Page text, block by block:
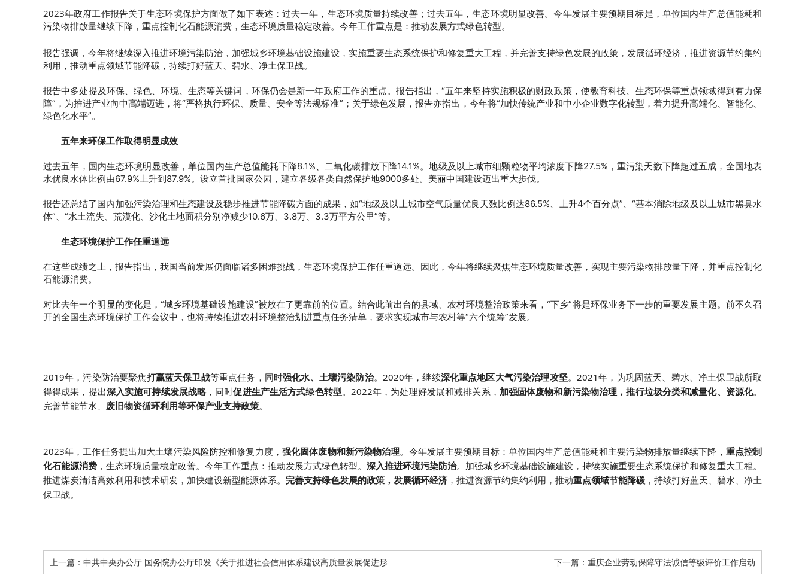
2023年政府工作报告关于生态环境保护方面做了如下表述：过去一年，生态环境质量持续改善；过去五年，生态环境明显改善。今年发展主要预期目标是，单位国内生产总值能耗和
污染物排放量继续下降，重点控制化石能源消费，生态环境质量稳定改善。今年工作重点是：推动发展方式绿色转型。
报告强调，今年将继续深入推进环境污染防治，加强城乡环境基础设施建设，实施重要生态系统保护和修复重大工程，并完善支持绿色发展的政策，发展循环经济，推进资源节约集约
利用，推动重点领域节能降碳，持续打好蓝天、碧水、净土保卫战。
报告中多处提及环保、绿色、环境、生态等关键词 ，环保仍会是新一年政府工作的重点。报告指出，“五年来坚持实施积极的财政政策，使教育科技、生态环保等重点领域得到有力保
障”，为推进产业向中高端迈进，将“严格执行环保、质量、安全等法规标准”；关于绿色发展，报告亦指出，今年将“加快传统产业和中小企业数字化转型，着力提升高端化、智能化、
绿色化水平”。
五年来环保工作取得明显成效
过去五年，国内生态环境明显改善，单位国内生产总值能耗下降8.1%、二氧化碳排放下降14.1%。地级及以上城市细颗粒物平均浓度下降27.5%，重污染天数下降超过五成，全国地表
水优良水体比例由67.9%上升到87.9%。设立首批国家公园，建立各级各类自然保护地9000多处。美丽中国建设迈出重大步伐。
报告还总结了国内加强污染治理和生态建设及稳步推进节能降碳方面的成果，如“地级及以上城市空气质量优良天数比例达86.5%、上升4个百分点”、“基本消除地级及以上城市黑臭水
体”、“水土流失、荒漠化、沙化土地面积分别净减少10.6万、3.8万、3.3万平方公里”等。
生态环境保护工作任重道远
在这些成绩之上，报告指出，我国当前发展仍面临诸多困难挑战，生态环境保护工作任重道远。因此，今年将继续聚焦生态环境质量改善，实现主要污染物排放量下降，并重点控制化
石能源消费。
对比去年一个明显的变化是，“城乡环境基础设施建设”被放在了更靠前的位置。结合此前出台的县域、农村环境整治政策来看，“下乡”将是环保业务下一步的重要发展主题。前不久召
开的全国生态环境保护工作会议中，也将持续推进农村环境整治划进重点任务清单，要求实现城市与农村等“六个统筹”发展。
2019年，污染防治要聚焦打赢蓝天保卫战等重点任务，同时强化水、土壤污染防治。2020年，继续深化重点地区大气污染治理攻坚。2021年，为巩固蓝天、碧水、净土保卫战所取
得得成果，提出深入实施可持续发展战略 ，同时促进生产生活方式绿色转型。2022年，为处理好发展和减排关系， 加强固体废物和新污染物治理，推行垃圾分类和减量化、资源化。
完善节能节水、 废旧物资循环利用等环保产业支持政策。
2023年，工作任务提出加大土壤污染风险防控和修复力度， 强化固体废物和新污染物治理。今年发展主要预期目标：单位国内生产总值能耗和主要污染物排放量继续下降， 重点控制
化石能源消费 ，生态环境质量稳定改善。今年工作重点：推动发展方式绿色转型。 深入推进环境污染防治。加强城乡环境基础设施建设，持续实施重要生态系统保护和修复重大工程。
推进煤炭清洁高效利用和技术研发，加快建设新型能源体系。 完善支持绿色发展的政策，发展循环经济 ，推进资源节约集约利用，推动重点领域节能降碳 ，持续打好蓝天、碧水、净土
保卫战。
上一篇： 中共中央办公厅 国务院办公厅印发《关于推进社会信用体系建设高质量发展促进形成新发展格局的意见》 下一篇： 重庆企业劳动保障守法诚信等级评价工作启动